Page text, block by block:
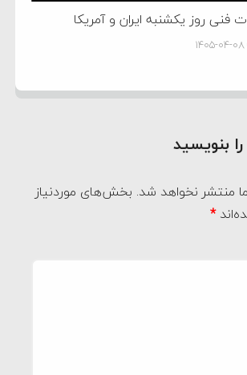
فنی روز یکشنبه ایران و آمریکا
۱۴۰۵-۰۴-۰۸
بنویسید
منتشر نخواهد شد. بخش‌های موردنیاز
*